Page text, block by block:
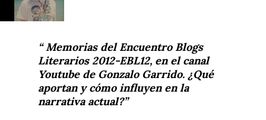
Memorias del Encuentro Blogs
Literarios 2012-EBL12, en el canal
Youtube de Gonzalo Garrido. ¿Qué
aportan y cómo influyen en la
narrativa actual?